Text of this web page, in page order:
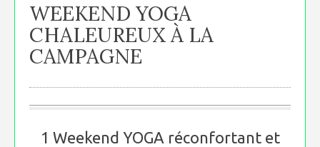
WEEKEND YOGA
CHALEUREUX À LA
CAMPAGNE
1 Weekend YOGA réconfortant et